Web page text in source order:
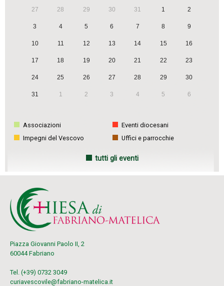
27 28 29 30 31 1 2
3 4 5 6 7 8 9
10 11 12 13 14 15 16
17 18 19 20 21 22 23
24 25 26 27 28 29 30
31 1 2 3 4 5 6
Associazioni
Eventi diocesani
Impegni del Vescovo
Uffici e parrocchie
tutti gli eventi
Piazza Giovanni Paolo II, 2
60044 Fabriano
Tel. (+39) 0732 3049
curiavescovile@fabriano-matelica.it